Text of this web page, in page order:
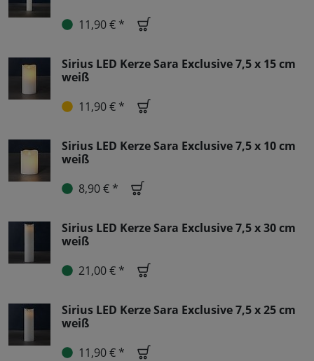
11,90 € *
Sirius LED Kerze Sara Exclusive 7,5 x 15 cm
weiß
11,90 € *
Sirius LED Kerze Sara Exclusive 7,5 x 10 cm
weiß
8,90 € *
Sirius LED Kerze Sara Exclusive 7,5 x 30 cm
weiß
21,00 € *
Sirius LED Kerze Sara Exclusive 7,5 x 25 cm
weiß
11,90 € *